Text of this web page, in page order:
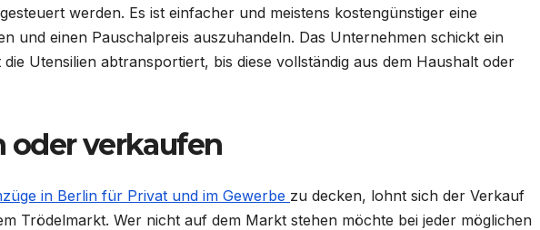
werden. Es ist einfacher und meistens kostengünstiger eine
und einen Pauschalpreis auszuhandeln. Das Unternehmen schickt ein
Utensilien abtransportiert, bis diese vollständig aus dem Haushalt oder
oder verkaufen
in Berlin für Privat und im Gewerbe zu decken, lohnt sich der Verkauf
Trödelmarkt. Wer nicht auf dem Markt stehen möchte bei jeder möglichen